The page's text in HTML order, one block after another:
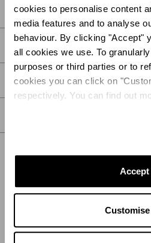
cookies to personalise content
media features and to analyse
behaviour. By clicking "Accept"
all cookies we use. To
purposes or third parties or to
cookies you can click on
respectively. You can find out
Accept
Customise
DETALLES
ENVÍO Y DEVOLUCIÓN AYUDA